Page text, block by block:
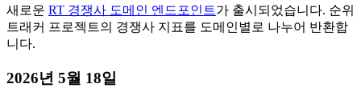
새로운 RT 경쟁사 도메인 엔드포인트가 출시되었습니다. 순위
트래커 프로젝트의 경쟁사 지표를 도메인별로 나누어 반환합
니다.
2026년 5월 18일